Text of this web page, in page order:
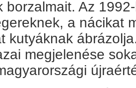
borzalmait. Az
a nácikat
kutyáknak
megjelenése